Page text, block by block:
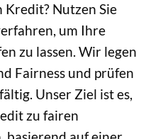
Kredit? Nutzen Sie
um Ihre
zu lassen. Wir legen
Fairness und prüfen
Unser Ziel ist es,
zu fairen